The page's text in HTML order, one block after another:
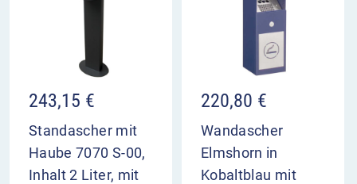
243,15 €
Standascher mit
Haube 7070 S-00,
Inhalt 2 Liter, mit
220,80 €
Wandascher
Elmshorn in
Kobaltblau mit